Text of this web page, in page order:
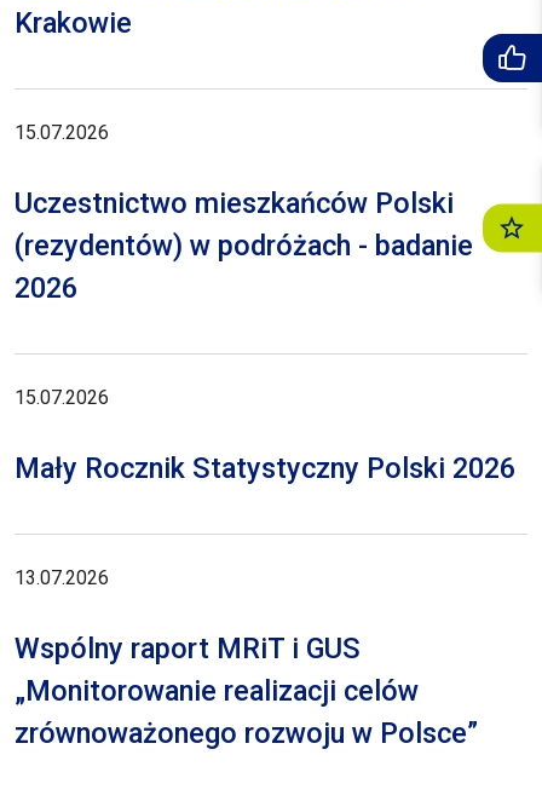
Krakowie
15.07.2026
Uczestnictwo mieszkańców Polski
(rezydentów) w podróżach - badanie
2026
15.07.2026
Mały Rocznik Statystyczny Polski 2026
13.07.2026
Wspólny raport MRiT i GUS
„Monitorowanie realizacji celów
zrównoważonego rozwoju w Polsce”